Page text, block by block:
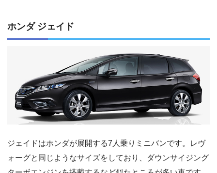
ホンダ ジェイド
ジェイドはホンダが展開する7人乗りミニバンです。レヴ
ォーグと同じようなサイズをしており、ダウンサイジング